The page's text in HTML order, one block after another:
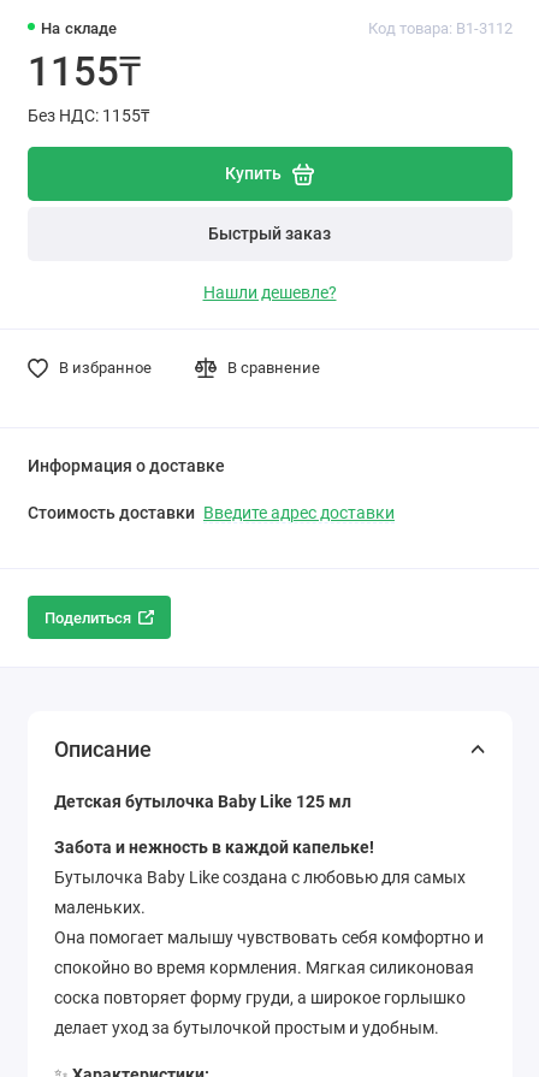
На складе Код товара: B1-3112
1155₸
Без НДС: 1155₸
Купить
Быстрый заказ
Нашли дешевле?
В избранное В сравнение
Информация о доставке
Стоимость доставки Введите адрес доставки
Поделиться
Описание
Детская бутылочка Baby Like 125 мл
Забота и нежность в каждой капельке!
Бутылочка Baby Like создана с любовью для самых
маленьких.
Она помогает малышу чувствовать себя комфортно и
спокойно во время кормления. Мягкая силиконовая
соска повторяет форму груди, а широкое горлышко
делает уход за бутылочкой простым и удобным.